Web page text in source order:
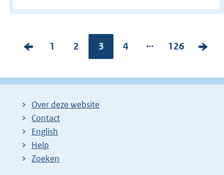
V
r
g
e
p
a
g
P
g
n
a
:
1
P
g
n
2 Pagina:
3
P
g
4 ...
P
g
126
V
l
Over deze website
Contact
English
Help
Zoeken